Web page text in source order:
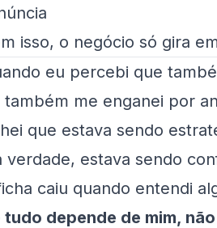
isso, o negócio só gira
eu percebi que
também me enganei por
que estava sendo
verdade, estava sendo
caiu quando entendi
tudo depende de mim,